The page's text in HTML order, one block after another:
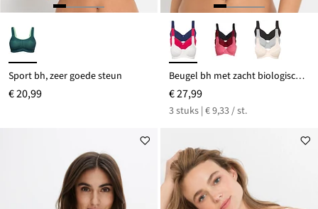
Sport bh, zeer goede steun
€ 20,99
Beugel bh met zacht biologisch katoen (set van 3)
€ 27,99
3 stuks | € 9,33 / st.